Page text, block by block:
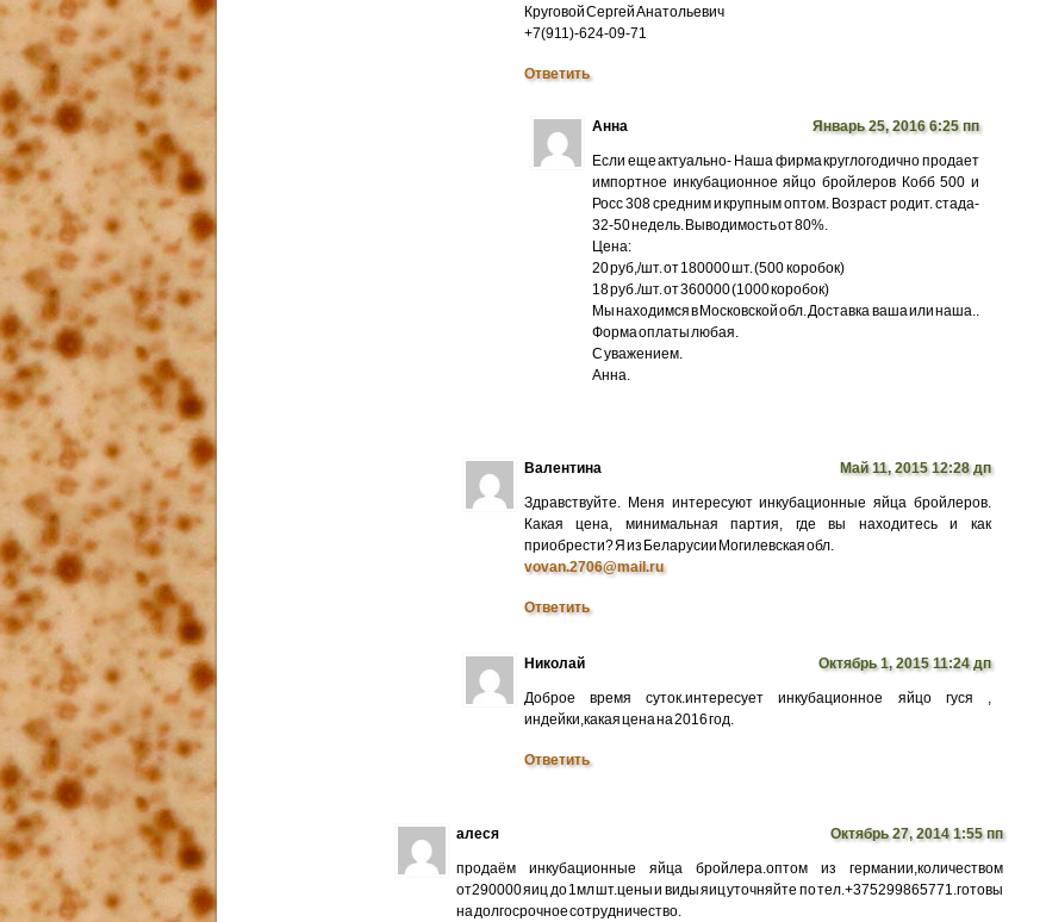
Круговой Сергей Анатольевич
+7(911)-624-09-71
Ответить
Анна Январь 25, 2016 6:25 пп
Если еще актуально- Наша фирма круглогодично продает
импортное инкубационное яйцо бройлеров Кобб 500 и
Росс 308 средним и крупным оптом. Возраст родит. стада-
32-50 недель. Выводимость от 80%.
Цена:
20 руб,/шт. от 180000 шт. (500 коробок)
18 руб./шт. от 360000 (1000 коробок)
Мы находимся в Московской обл. Доставка ваша или наша..
Форма оплаты любая.
С уважением.
Анна.
Валентина Май 11, 2015 12:28 дп
Здравствуйте. Меня интересуют инкубационные яйца бройлеров.
Какая цена, минимальная партия, где вы находитесь и как
приобрести? Я из Беларусии Могилевская обл.
vovan.2706@mail.ru
Ответить
Николай Октябрь 1, 2015 11:24 дп
Доброе время суток.интересует инкубационное яйцо гуся ,
индейки,какая цена на 2016 год.
Ответить
алеся Октябрь 27, 2014 1:55 пп
продаём инкубационные яйца бройлера.оптом из германии,количеством
от290000 яиц до 1мл шт.цены и виды яиц уточняйте по тел.+375299865771.готовы
на долгосрочное сотрудничество.